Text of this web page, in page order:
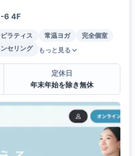
6 4F
ラティス 常温ヨガ
完全個室
セリング もっと見る
定休日
年末年始を除き無休